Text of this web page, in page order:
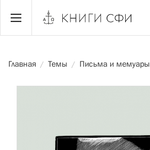
Главная / Темы / Письма и мемуары